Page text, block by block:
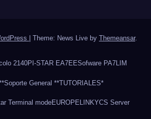
Theme: News Live by Themeansar.
2140PI-STAR EA7EESofware PA7LIM
*Soporte General **TUTORIALES*
Terminal modeEUROPELINKYCS Server